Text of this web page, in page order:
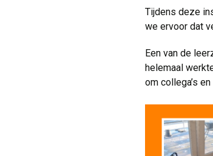
Tijdens deze
we ervoor dat
Een van de
helemaal
om collega’s